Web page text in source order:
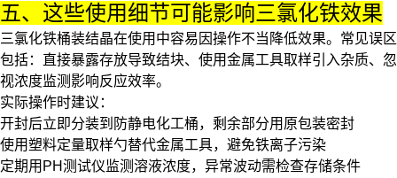
五、这些使用细节可能影响三氯化铁效果
三氯化铁桶装结晶在使用中容易因操作不当降低效果。常见误区
包括：直接暴露存放导致结块、使用金属工具取样引入杂质、忽
视浓度监测影响反应效率。
实际操作时建议：
开封后立即分装到 防静电化工桶，剩余部分用原包装密封
使用塑料定量取样勺替代金属工具，避免铁离子污染
定期用 PH测试仪监测溶液浓度，异常波动需检查存储条件